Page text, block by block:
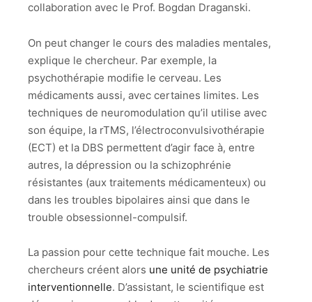
collaboration avec le Prof. Bogdan Draganski.
On peut changer le cours des maladies mentales,
explique le chercheur. Par exemple, la
psychothérapie modifie le cerveau. Les
médicaments aussi, avec certaines limites. Les
techniques de neuromodulation qu’il utilise avec
son équipe, la rTMS, l’électroconvulsivothérapie
(ECT) et la DBS permettent d’agir face à, entre
autres, la dépression ou la schizophrénie
résistantes (aux traitements médicamenteux) ou
dans les troubles bipolaires ainsi que dans le
trouble obsessionnel-compulsif.
La passion pour cette technique fait mouche. Les
chercheurs créent alors une unité de psychiatrie
interventionnelle. D’assistant, le scientifique est